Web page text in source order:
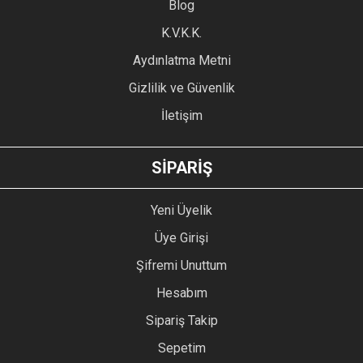
Ürün bilgilerinde hatalar bulunuyor.
Ürün fiyatı diğer sitelerden daha pahalı.
GÖNDER
Blog
K.V.K.K.
Aydınlatma Metni
Gizlilik ve Güvenlik
İletişim
SİPARİŞ
Yeni Üyelik
Üye Girişi
Şifremi Unuttum
Hesabım
Sipariş Takip
Sepetim